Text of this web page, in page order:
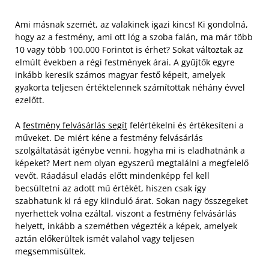
Ami másnak szemét, az valakinek igazi kincs! Ki gondolná,
hogy az a festmény, ami ott lóg a szoba falán, ma már több
10 vagy több 100.000 Forintot is érhet? Sokat változtak az
elmúlt években a régi festmények árai. A gyűjtők egyre
inkább keresik számos magyar festő képeit, amelyek
gyakorta teljesen értéktelennek számítottak néhány évvel
ezelőtt.
A festmény felvásárlás segít felértékelni és értékesíteni a
műveket. De miért kéne a festmény felvásárlás
szolgáltatását igénybe venni, hogyha mi is eladhatnánk a
képeket? Mert nem olyan egyszerű megtalálni a megfelelő
vevőt. Ráadásul eladás előtt mindenképp fel kell
becsültetni az adott mű értékét, hiszen csak így
szabhatunk ki rá egy kiinduló árat. Sokan nagy összegeket
nyerhettek volna ezáltal, viszont a ​festmény felvásárlás
helyett, inkább a szemétben végezték a képek, amelyek
aztán előkerültek ismét valahol vagy teljesen
megsemmisültek.